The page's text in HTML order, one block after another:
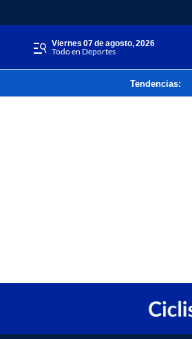
viernes 07 de agosto, 2026
Todo en Deportes
Tendencias: